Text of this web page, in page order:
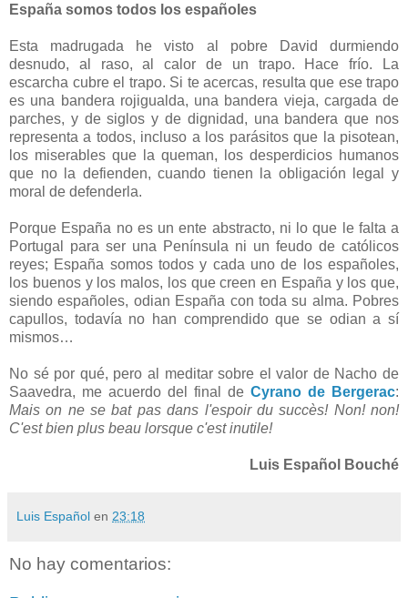
España somos todos los españoles
Esta madrugada he visto al pobre David durmiendo
desnudo, al raso, al calor de un trapo. Hace frío. La
escarcha cubre el trapo. Si te acercas, resulta que ese trapo
es una bandera rojigualda, una bandera vieja, cargada de
parches, y de siglos y de dignidad, una bandera que nos
representa a todos, incluso a los parásitos que la pisotean,
los miserables que la queman, los desperdicios humanos
que no la defienden, cuando tienen la obligación legal y
moral de defenderla.
Porque España no es un ente abstracto, ni lo que le falta a
Portugal para ser una Península ni un feudo de católicos
reyes; España somos todos y cada uno de los españoles,
los buenos y los malos, los que creen en España y los que,
siendo españoles, odian España con toda su alma. Pobres
capullos, todavía no han comprendido que se odian a sí
mismos…
No sé por qué, pero al meditar sobre el valor de Nacho de
Saavedra, me acuerdo del final de Cyrano de Bergerac:
Mais on ne se bat pas dans l'espoir du succès! Non! non!
C'est bien plus beau lorsque c'est inutile!
Luis Español Bouché
Luis Español en 23:18
No hay comentarios: